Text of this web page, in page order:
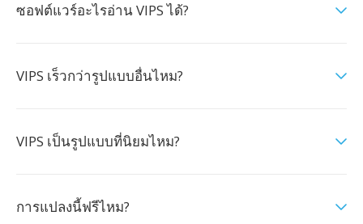
ซอฟต์แวร์อะไรอ่าน VIPS ได้?
VIPS เร็วกว่ารูปแบบอื่นไหม?
VIPS เป็นรูปแบบที่นิยมไหม?
การแปลงนี้ฟรีไหม?